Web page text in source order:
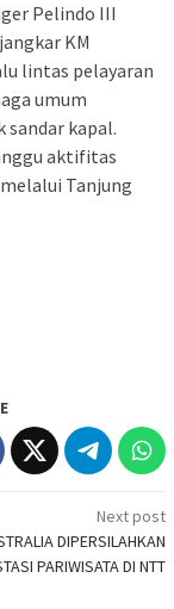
Pelindo III
KM
lintas pelayaran
umum
sandar kapal.
aktifitas
Tanjung
Next post
DIPERSILAHKAN
PARIWISATA DI NTT